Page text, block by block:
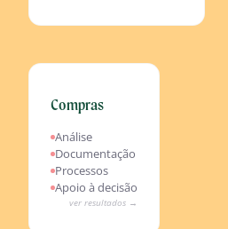
Compras
Análise
Documentação
Processos
Apoio à decisão
ver resultados →
Comparativo de fornecedores com IA
Documentação de procurement ágil
Aprovações com decisão assistida
Saving identificado automaticamente